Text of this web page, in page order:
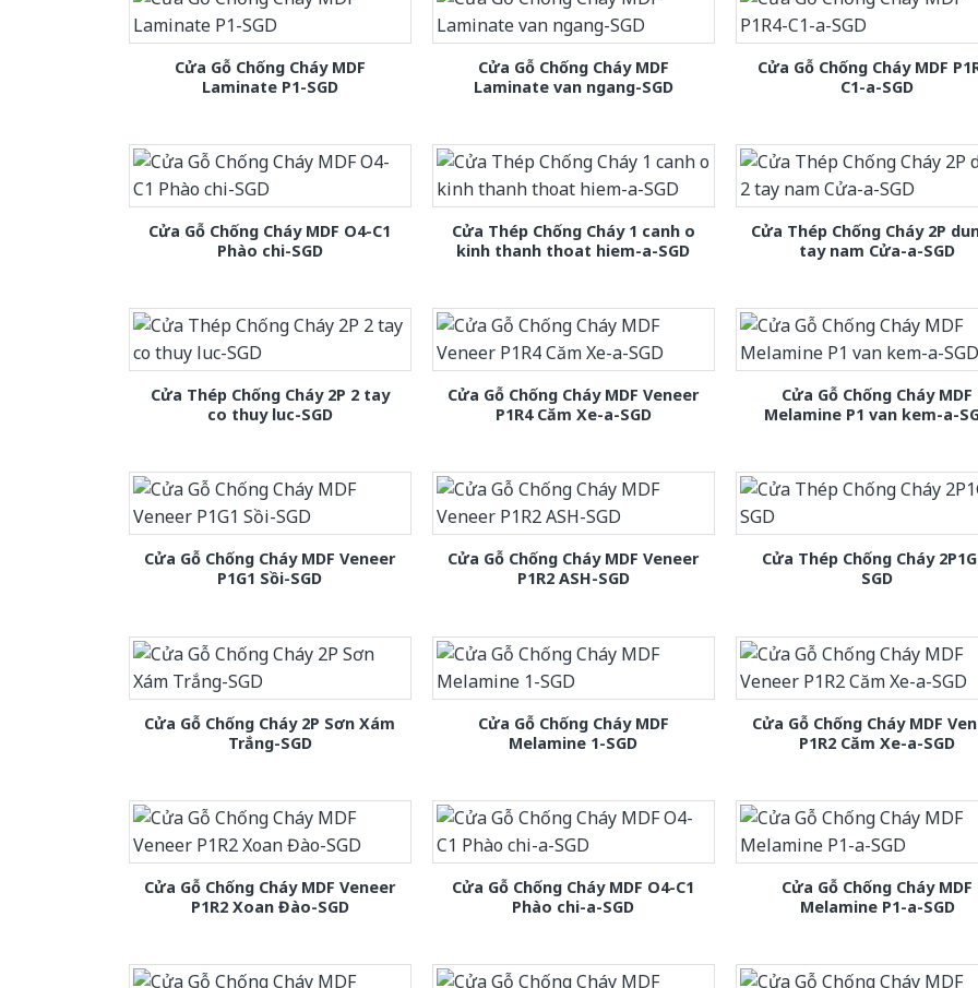
Cửa Gỗ Chống Cháy MDF
Laminate P1-SGD
Cửa Gỗ Chống Cháy MDF
Laminate van ngang-SGD
Cửa Gỗ Chống Cháy MDF
C1-a-SGD
Cửa Gỗ Chống Cháy MDF O4-C1
Phào chi-SGD
Cửa Thép Chống Cháy 1 canh o
kinh thanh thoat hiem-a-SGD
Cửa Thép Chống Cháy 2P
tay nam Cửa-a-SGD
Cửa Thép Chống Cháy 2P 2 tay
co thuy luc-SGD
Cửa Gỗ Chống Cháy MDF Veneer
P1R4 Căm Xe-a-SGD
Cửa Gỗ Chống Cháy MDF
Melamine P1 van kem-a-
Cửa Gỗ Chống Cháy MDF Veneer
P1G1 Sồi-SGD
Cửa Gỗ Chống Cháy MDF Veneer
P1R2 ASH-SGD
Cửa Thép Chống Cháy
SGD
Cửa Gỗ Chống Cháy 2P Sơn Xám
Trắng-SGD
Cửa Gỗ Chống Cháy MDF
Melamine 1-SGD
Cửa Gỗ Chống Cháy MDF
P1R2 Căm Xe-a-SGD
Cửa Gỗ Chống Cháy MDF Veneer
P1R2 Xoan Đào-SGD
Cửa Gỗ Chống Cháy MDF O4-C1
Phào chi-a-SGD
Cửa Gỗ Chống Cháy MDF
Melamine P1-a-SGD